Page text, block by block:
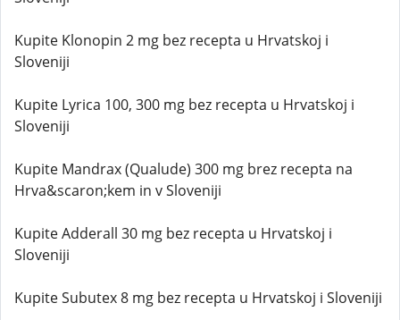
Kupite Klonopin 2 mg bez recepta u Hrvatskoj i
Sloveniji
Kupite Lyrica 100, 300 mg bez recepta u Hrvatskoj i
Sloveniji
Kupite Mandrax (Qualude) 300 mg brez recepta na
Hrva&scaron;kem in v Sloveniji
Kupite Adderall 30 mg bez recepta u Hrvatskoj i
Sloveniji
Kupite Subutex 8 mg bez recepta u Hrvatskoj i Sloveniji